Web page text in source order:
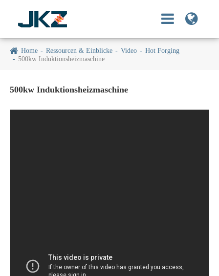
Home Ressourcen & Einblicke Video
Hot Forging
500kw Induktionsheizmaschine
500kw Induktionsheizmaschine